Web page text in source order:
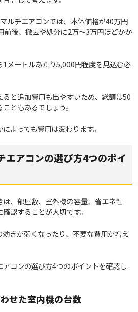
ルチエアコンでは、本体価格が40万円
前後、撤去や処分に2万～3万円ほどかか
1メートルあたり5,000円程度を見込む必
と追加費用も出やすいため、総額は50
ともあるでしょう。
よっても費用は変わります。
エアコンの選び方4つのポイ
、部屋数、室外機の容量、省エネ性
認することが大切です。
きが弱くなったり、不要な費用が増え
コンの選び方4つのポイントを確認し
せた室内機の台数